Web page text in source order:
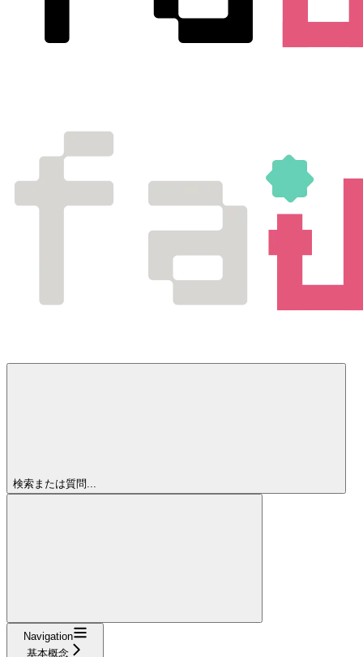
検索または質問...
Navigation
基本概念